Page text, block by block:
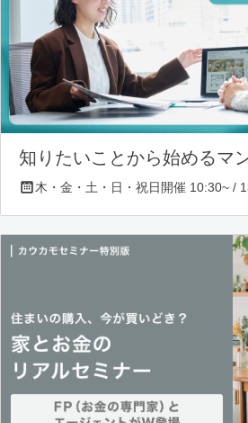
知りたいことから始めるマ